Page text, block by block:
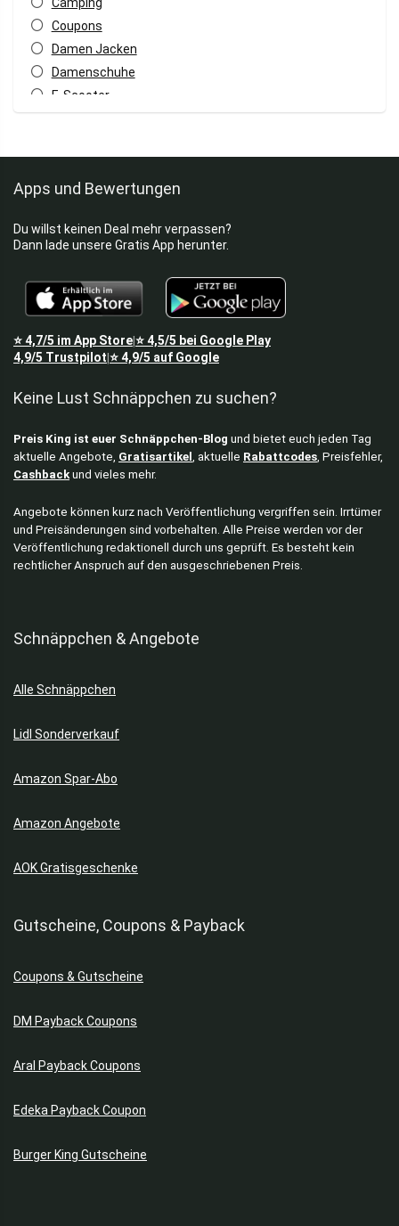
Coupons
Damen Jacken
Damenschuhe
E-Scooter
Fahrrad
Fitness
Haustiere
Herrenschuhe
Hüte & Mützen
Kinderschuhe
Leggings
Nike Schuhe
Powerbanks
Pullover & Sweatshirts
Puma Schuhe
Rucksack
Softshelljacken
Sport
Taschen
Uhren
Apps und Bewertungen
Du willst keinen Deal mehr verpassen?
Dann lade unsere Gratis App herunter.
⭐4,7/5 im App Store⭐4,5/5 bei Google Play
4,9/5 Trustpilot ⭐4,9/5 auf Google
Keine Lust Schnäppchen zu suchen?
Preis King ist euer Schnäppchen-Blog und bietet euch jeden Tag
aktuelle Angebote, Gratisartikel , aktuelle Rabattcodes, Preisfehler,
Cashbackund vieles mehr.
Angebote können kurz nach Veröffentlichung vergriffen sein. Irrtümer
und Preisänderungen sind vorbehalten. Alle Preise werden vor der
Veröffentlichung redaktionell durch uns geprüft. Es besteht kein
rechtlicher Anspruch auf den ausgeschriebenen Preis.
Schnäppchen & Angebote
Alle Schnäppchen
Lidl Sonderverkauf
Amazon Spar-Abo
Amazon Angebote
AOK Gratisgeschenke
Gutscheine, Coupons & Payback
Coupons & Gutscheine
DM Payback Coupons
Aral Payback Coupons
Edeka Payback Coupon
Burger King Gutscheine